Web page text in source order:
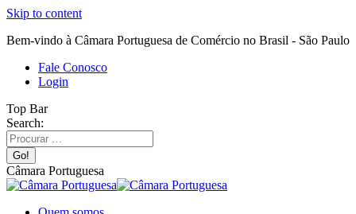
Skip to content
Bem-vindo à Câmara Portuguesa de Comércio no Brasil - São Paulo
Fale Conosco
Login
Top Bar
Search:
Câmara Portuguesa